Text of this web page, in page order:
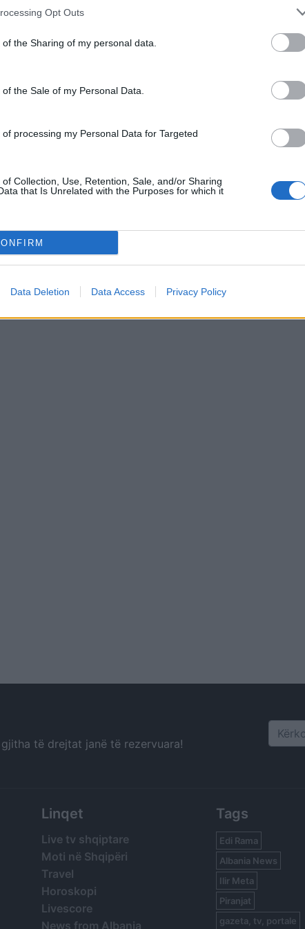
Opt Outs
the Sharing of my personal data.
the Sale of my Personal Data.
processing my Personal Data for Targeted
Collection, Use, Retention, Sale, and/or Sharing
that Is Unrelated with the Purposes for which it
Data Deletion Data Access Privacy Policy
të drejtat janë të rezervuara! Search
Linqet
Live tv shqiptare
Moti në Shqipëri
Travel
Horoskopi
Livescore
News from Albania
Tags
Edi Rama
Albania News
Ilir Meta
Piranjat
gazeta, tv, portale